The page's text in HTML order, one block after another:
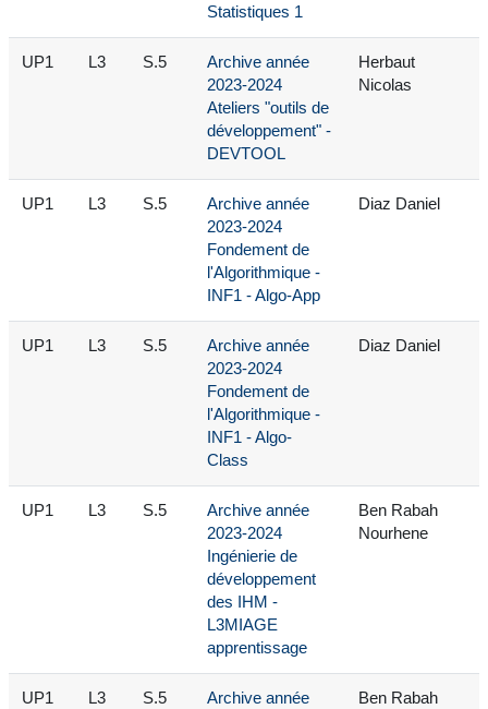
Statistiques 1
UP1 L3 S.5
Archive année
2023-2024
Ateliers "outils de
développement" -
DEVTOOL
Herbaut
Nicolas
UP1 L3 S.5
Archive année
2023-2024
Fondement de
l'Algorithmique -
INF1 - Algo-App
Diaz Daniel
UP1 L3 S.5
Archive année
2023-2024
Fondement de
l'Algorithmique -
INF1 - Algo-
Class
Diaz Daniel
UP1 L3 S.5
Archive année
2023-2024
Ingénierie de
développement
des IHM -
L3MIAGE
apprentissage
Ben Rabah
Nourhene
UP1 L3 S.5
Archive année
Ben Rabah